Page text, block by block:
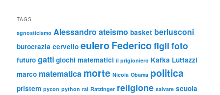
TAGS
agnosticismo Alessandro ateismo basket berlusconi
burocrazia cervello eulero Federico figli foto
futuro gatti giochi matematici il prigioniero Kafka Luttazzi
marco matematica morte Nicola Obama politica
pristem pycon python rai Ratzinger religione salvare scuola